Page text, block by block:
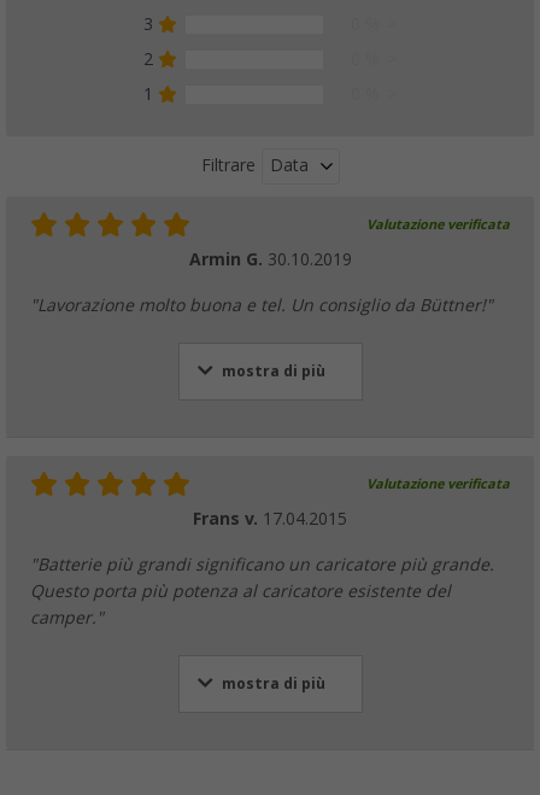
3
2
1
Filtrare Data
Valutazione verificata
Armin G. 30.10.2019
"Lavorazione molto buona e tel. Un consiglio da Büttner!"
mostra di più
Valutazione verificata
Frans v. 17.04.2015
"Batterie più grandi significano un caricatore più grande.
Questo porta più potenza al caricatore esistente del
camper."
mostra di più